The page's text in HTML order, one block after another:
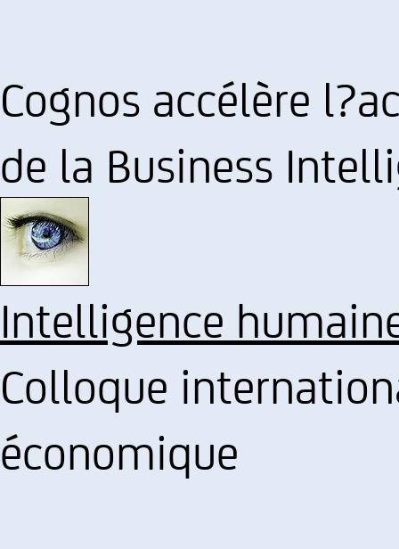
Cognos accélère
de la Business
Intelligence
Colloque
économique